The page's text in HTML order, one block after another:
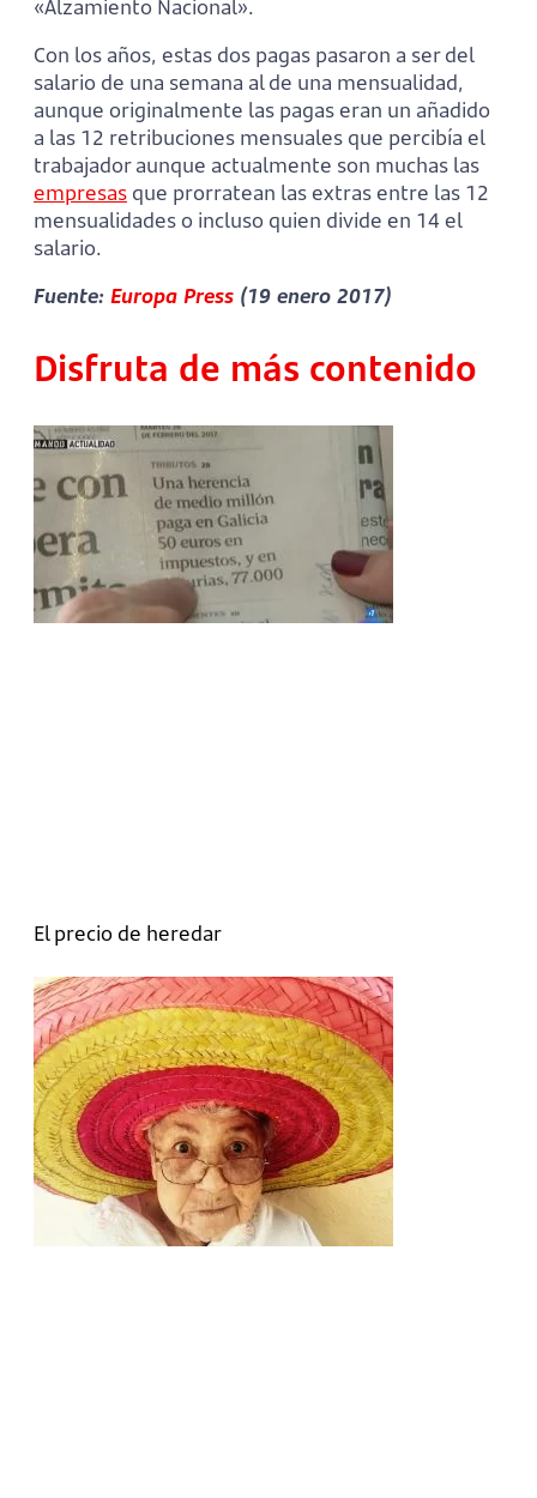
«Alzamiento Nacional».
Con los años, estas dos pagas pasaron a ser del
salario de una semana al de una mensualidad,
aunque originalmente las pagas eran un añadido
a las 12 retribuciones mensuales que percibía el
trabajador aunque actualmente son muchas las
empresas que prorratean las extras entre las 12
mensualidades o incluso quien divide en 14 el
salario.
Fuente: Europa Press (19 enero 2017)
Disfruta de más contenido
El precio de heredar